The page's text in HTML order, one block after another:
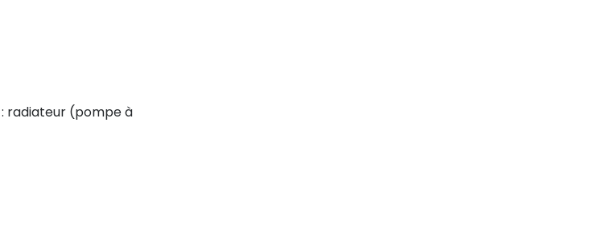
radiateur (pompe à